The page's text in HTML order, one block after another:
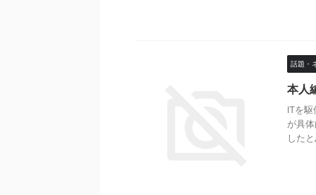
話題・
本人
ITを
が具
した